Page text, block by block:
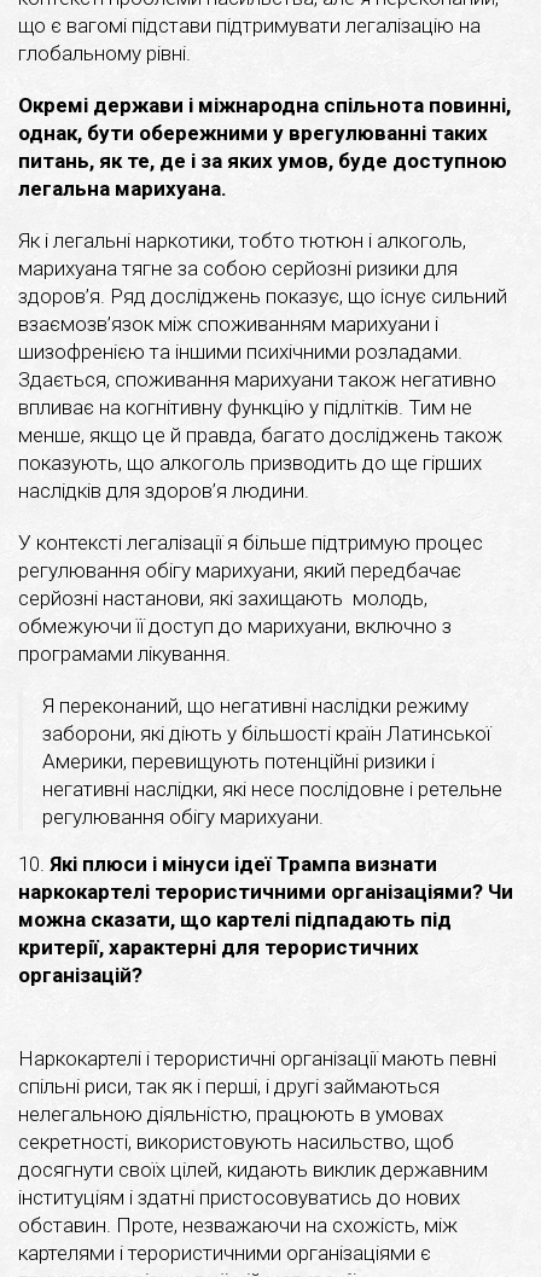
що є вагомі підстави підтримувати легалізацію на
глобальному рівні.
Окремі держави і міжнародна спільнота повинні,
однак, бути обережними у врегулюванні таких
питань, як те, де і за яких умов, буде доступною
легальна марихуана.
Як і легальні наркотики, тобто тютюн і алкоголь,
марихуана тягне за собою серйозні ризики для
здоров’я. Ряд досліджень показує, що існує сильний
взаємозв’язок між споживанням марихуани і
шизофренією та іншими психічними розладами.
Здається, споживання марихуани також негативно
впливає на когнітивну функцію у підлітків. Тим не
менше, якщо це й правда, багато досліджень також
показують, що алкоголь призводить до ще гірших
наслідків для здоров’я людини.
У контексті легалізації я більше підтримую процес
регулювання обігу марихуани, який передбачає
серйозні настанови, які захищають молодь,
обмежуючи її доступ до марихуани, включно з
програмами лікування.
Я переконаний, що негативні наслідки режиму
заборони, які діють у більшості країн Латинської
Америки, перевищують потенційні ризики і
негативні наслідки, які несе послідовне і ретельне
регулювання обігу марихуани.
10. Які плюси і мінуси ідеї Трампа визнати
наркокартелі терористичними організаціями? Чи
можна сказати, що картелі підпадають під
критерії, характерні для терористичних
організацій?
Наркокартелі і терористичні організації мають певні
спільні риси, так як і перші, і другі займаються
нелегальною діяльністю, працюють в умовах
секретності, використовують насильство, щоб
досягнути своїх цілей, кидають виклик державним
інституціям і здатні пристосовуватись до нових
обставин. Проте, незважаючи на схожість, між
картелями і терористичними організаціями є